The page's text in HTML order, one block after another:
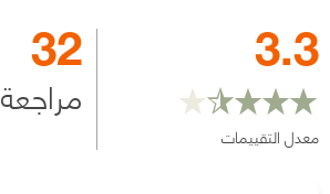
3.3
معدل التقييمات
32
مراجعة